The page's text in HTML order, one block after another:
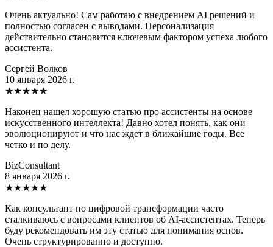
Очень актуально! Сам работаю с внедрением AI решений и
полностью согласен с выводами. Персонализация
действительно становится ключевым фактором успеха любого
ассистента.
Сергей Волков
10 января 2026 г.
★★★★★
Наконец нашел хорошую статью про ассистенты на основе
искусственного интеллекта! Давно хотел понять, как они
эволюционируют и что нас ждет в ближайшие годы. Все
четко и по делу.
BizConsultant
8 января 2026 г.
★★★★★
Как консультант по цифровой трансформации часто
сталкиваюсь с вопросами клиентов об AI-ассистентах. Теперь
буду рекомендовать им эту статью для понимания основ.
Очень структурированно и доступно.